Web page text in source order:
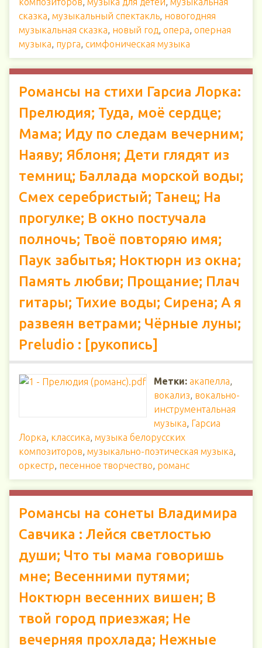
сказка, музыкальный спектакль, новогодняя
музыкальная сказка, новый год, опера, оперная
музыка, пурга, симфоническая музыка
Романсы на стихи Гарсиа Лорка:
Прелюдия; Туда, моё сердце;
Мама; Иду по следам вечерним;
Наяву; Яблоня; Дети глядят из
темниц; Баллада морской воды;
Смех серебристый; Танец; На
прогулке; В окно постучала
полночь; Твоё повторяю имя;
Паук забытья; Ноктюрн из окна;
Память любви; Прощание; Плач
гитары; Тихие воды; Сирена; А я
развеян ветрами; Чёрные луны;
Preludio : [рукопись]
Метки: акапелла,
вокализ, вокально-
инструментальная
музыка, Гарсиа
Лорка, классика, музыка белорусских
композиторов, музыкально-поэтическая музыка,
оркестр, песенное творчество, романс
Романсы на сонеты Владимира
Савчика : Лейся светлостью
души; Что ты мама говоришь
мне; Весенними путями;
Ноктюрн весенних вишен; В
твой город приезжая; Не
вечерняя прохлада; Нежные